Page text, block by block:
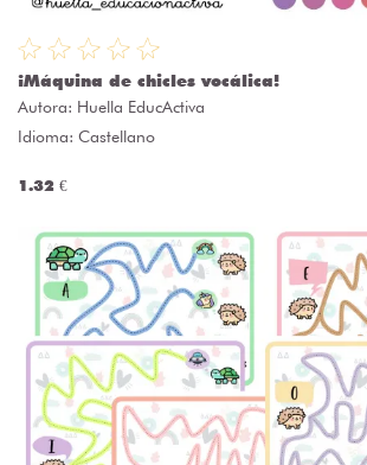
¡Máquina de chicles vocálica!
Autora: Huella EducActiva
Idioma: Castellano
1.32 €